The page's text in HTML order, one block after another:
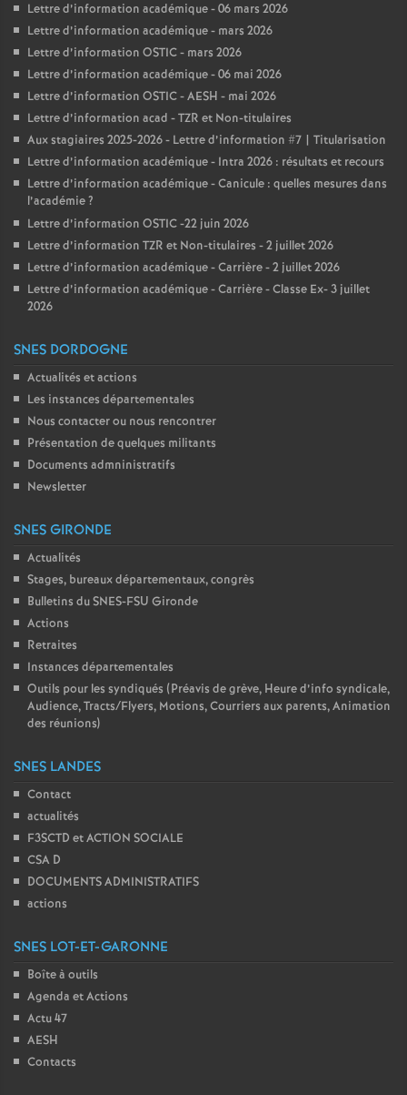
Lettre d’information académique - 06 mars 2026
Lettre d’information académique - mars 2026
Lettre d’information OSTIC - mars 2026
Lettre d’information académique - 06 mai 2026
Lettre d’information OSTIC - AESH - mai 2026
Lettre d’information acad - TZR et Non-titulaires
Aux stagiaires 2025-2026 - Lettre d’information #7 | Titularisation
Lettre d’information académique - Intra 2026 : résultats et recours
Lettre d’information académique - Canicule : quelles mesures dans
l’académie?
Lettre d’information OSTIC -22 juin 2026
Lettre d’information TZR et Non-titulaires - 2 juillet 2026
Lettre d’information académique - Carrière - 2 juillet 2026
Lettre d’information académique - Carrière - Classe Ex- 3 juillet
2026
SNES DORDOGNE
Actualités et actions
Les instances départementales
Nous contacter ou nous rencontrer
Présentation de quelques militants
Documents admninistratifs
Newsletter
SNES GIRONDE
Actualités
Stages, bureaux départementaux, congrès
Bulletins du SNES-FSU Gironde
Actions
Retraites
Instances départementales
Outils pour les syndiqués (Préavis de grève, Heure d’info syndicale,
Audience, Tracts/Flyers, Motions, Courriers aux parents, Animation
des réunions)
SNES LANDES
Contact
actualités
F3SCTD et ACTION SOCIALE
CSA D
DOCUMENTS ADMINISTRATIFS
actions
SNES LOT-ET-GARONNE
Boîte à outils
Agenda et Actions
Actu 47
AESH
Contacts